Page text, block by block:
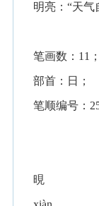
明亮：“天气
笔画数：11；
部首：日；
笔顺编号：
晛